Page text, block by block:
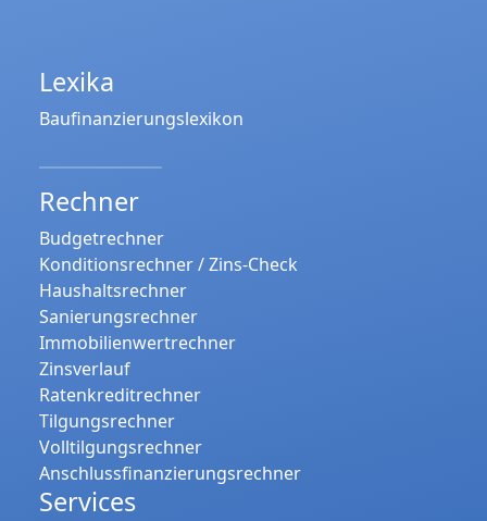
Lexika
Baufinanzierungslexikon
Rechner
Budgetrechner
Konditionsrechner / Zins-Check
Haushaltsrechner
Sanierungsrechner
Immobilienwertrechner
Zinsverlauf
Ratenkreditrechner
Tilgungsrechner
Volltilgungsrechner
Anschlussfinanzierungsrechner
Services